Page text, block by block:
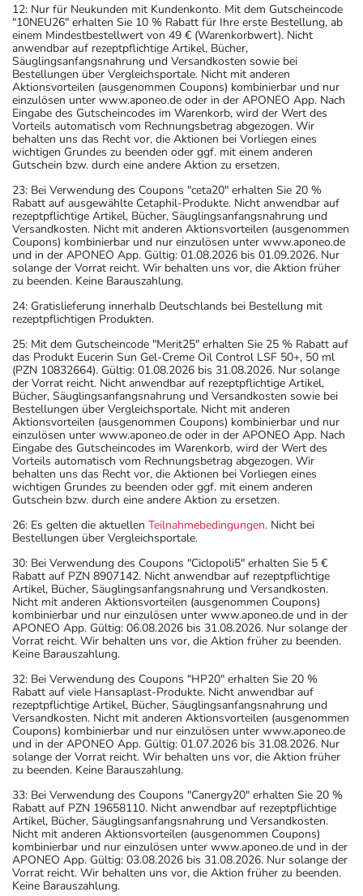
12: Nur für Neukunden mit Kundenkonto. Mit dem Gutscheincode
"10NEU26" erhalten Sie 10 % Rabatt für Ihre erste Bestellung, ab
einem Mindestbestellwert von 49 € (Warenkorbwert). Nicht
anwendbar auf rezeptpflichtige Artikel, Bücher,
Säuglingsanfangsnahrung und Versandkosten sowie bei
Bestellungen über Vergleichsportale. Nicht mit anderen
Aktionsvorteilen (ausgenommen Coupons) kombinierbar und nur
einzulösen unter www.aponeo.de oder in der APONEO App. Nach
Eingabe des Gutscheincodes im Warenkorb, wird der Wert des
Vorteils automatisch vom Rechnungsbetrag abgezogen. Wir
behalten uns das Recht vor, die Aktionen bei Vorliegen eines
wichtigen Grundes zu beenden oder ggf. mit einem anderen
Gutschein bzw. durch eine andere Aktion zu ersetzen.
23: Bei Verwendung des Coupons "ceta20" erhalten Sie 20 %
Rabatt auf ausgewählte Cetaphil-Produkte. Nicht anwendbar auf
rezeptpflichtige Artikel, Bücher, Säuglingsanfangsnahrung und
Versandkosten. Nicht mit anderen Aktionsvorteilen (ausgenommen
Coupons) kombinierbar und nur einzulösen unter www.aponeo.de
und in der APONEO App. Gültig: 01.08.2026 bis 01.09.2026. Nur
solange der Vorrat reicht. Wir behalten uns vor, die Aktion früher
zu beenden. Keine Barauszahlung.
24: Gratislieferung innerhalb Deutschlands bei Bestellung mit
rezeptpflichtigen Produkten.
25: Mit dem Gutscheincode "Merit25" erhalten Sie 25 % Rabatt auf
das Produkt Eucerin Sun Gel-Creme Oil Control LSF 50+, 50 ml
(PZN 10832664). Gültig: 01.08.2026 bis 31.08.2026. Nur solange
der Vorrat reicht. Nicht anwendbar auf rezeptpflichtige Artikel,
Bücher, Säuglingsanfangsnahrung und Versandkosten sowie bei
Bestellungen über Vergleichsportale. Nicht mit anderen
Aktionsvorteilen (ausgenommen Coupons) kombinierbar und nur
einzulösen unter www.aponeo.de oder in der APONEO App. Nach
Eingabe des Gutscheincodes im Warenkorb, wird der Wert des
Vorteils automatisch vom Rechnungsbetrag abgezogen. Wir
behalten uns das Recht vor, die Aktionen bei Vorliegen eines
wichtigen Grundes zu beenden oder ggf. mit einem anderen
Gutschein bzw. durch eine andere Aktion zu ersetzen.
26: Es gelten die aktuellen Teilnahmebedingungen. Nicht bei
Bestellungen über Vergleichsportale.
30: Bei Verwendung des Coupons "Ciclopoli5" erhalten Sie 5 €
Rabatt auf PZN 8907142. Nicht anwendbar auf rezeptpflichtige
Artikel, Bücher, Säuglingsanfangsnahrung und Versandkosten.
Nicht mit anderen Aktionsvorteilen (ausgenommen Coupons)
kombinierbar und nur einzulösen unter www.aponeo.de und in der
APONEO App. Gültig: 06.08.2026 bis 31.08.2026. Nur solange der
Vorrat reicht. Wir behalten uns vor, die Aktion früher zu beenden.
Keine Barauszahlung.
32: Bei Verwendung des Coupons "HP20" erhalten Sie 20 %
Rabatt auf viele Hansaplast-Produkte. Nicht anwendbar auf
rezeptpflichtige Artikel, Bücher, Säuglingsanfangsnahrung und
Versandkosten. Nicht mit anderen Aktionsvorteilen (ausgenommen
Coupons) kombinierbar und nur einzulösen unter www.aponeo.de
und in der APONEO App. Gültig: 01.07.2026 bis 31.08.2026. Nur
solange der Vorrat reicht. Wir behalten uns vor, die Aktion früher
zu beenden. Keine Barauszahlung.
33: Bei Verwendung des Coupons "Canergy20" erhalten Sie 20 %
Rabatt auf PZN 19658110. Nicht anwendbar auf rezeptpflichtige
Artikel, Bücher, Säuglingsanfangsnahrung und Versandkosten.
Nicht mit anderen Aktionsvorteilen (ausgenommen Coupons)
kombinierbar und nur einzulösen unter www.aponeo.de und in der
APONEO App. Gültig: 03.08.2026 bis 31.08.2026. Nur solange der
Vorrat reicht. Wir behalten uns vor, die Aktion früher zu beenden.
Keine Barauszahlung.